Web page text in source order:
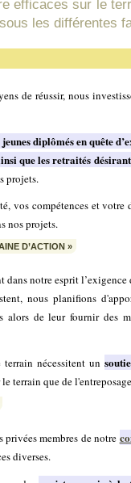
efficaces sur le
les différentes
de réussir, nous
diplômés en quête
que les retraités
projets.
vos compétences et votre
nos projets.
D’ACTION »
dans notre esprit
nous planifions
alors de leur fournir des
nécessitent un
terrain que de
membres de notre
diverses.